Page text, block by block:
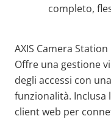
completo,
AXIS Camera
Offre una gestione
degli accessi con
funzionalità. Inclusa
client web per